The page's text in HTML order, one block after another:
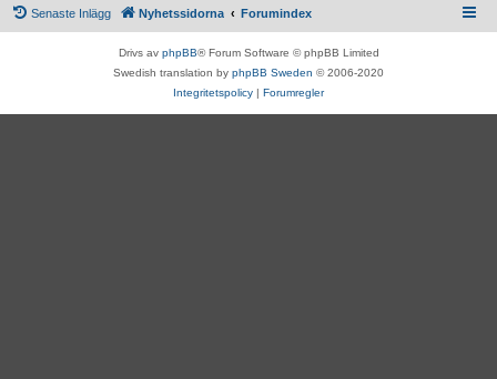
Senaste Inlägg Nyhetssidorna Forumindex
Drivs av phpBB® Forum Software © phpBB Limited
Swedish translation by phpBB Sweden © 2006-2020
Integritetspolicy | Forumregler